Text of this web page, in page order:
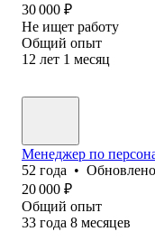
30 000 ₽
Не ищет работу
Общий опыт
12 лет 1 месяц
Менеджер по
52 года • Обновлено
20 000 ₽
Общий опыт
33 года 8 месяцев